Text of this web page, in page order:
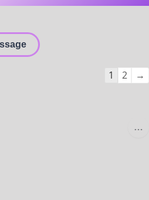
la
liste
1 2
→
…
la
liste